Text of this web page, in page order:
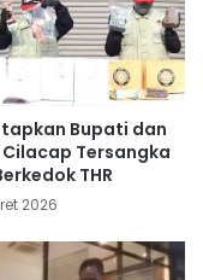
Bupati dan
Cilacap Tersangka
THR
2026